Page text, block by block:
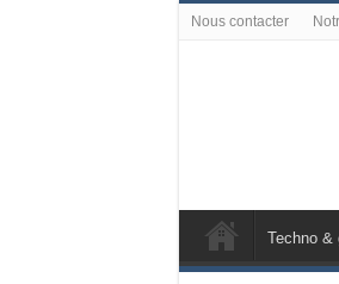
Nous contacter
Techno &